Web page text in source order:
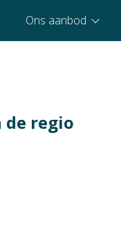
Ons aanbod
de regio